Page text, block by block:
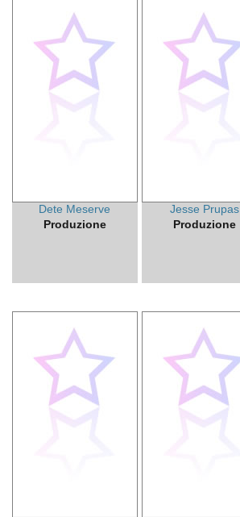
Dete Meserve
Produzione
Jesse Prupas
Produzione